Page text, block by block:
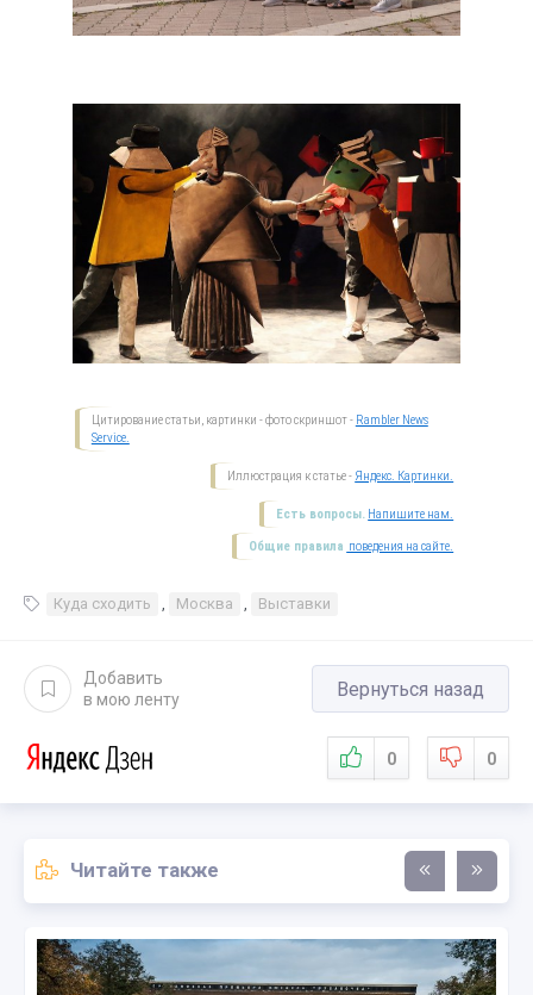
Цитирование статьи, картинки - фото скриншот - Rambler News
Service.
Иллюстрация к статье - Яндекс. Картинки.
Есть вопросы. Напишите нам.
Общие правила поведения на сайте.
Куда сходить Москва Выставки
Добавить
в мою ленту
Вернуться назад
0 0
Читайте также